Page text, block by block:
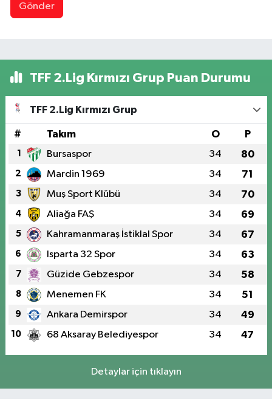
Gönder
TFF 2.Lig Kırmızı Grup Puan Durumu
TFF 2.Lig Kırmızı Grup
# Takım O P
1 Bursaspor 34 80
2 Mardin 1969 34 71
3 Muş Sport Klübü 34 70
4 Aliağa FAŞ 34 69
5 Kahramanmaraş İstiklal Spor 34 67
6 Isparta 32 Spor 34 63
7 Güzide Gebzespor 34 58
8 Menemen FK 34 51
9 Ankara Demirspor 34 49
10 68 Aksaray Belediyespor 34 47
Detaylar için tıklayın